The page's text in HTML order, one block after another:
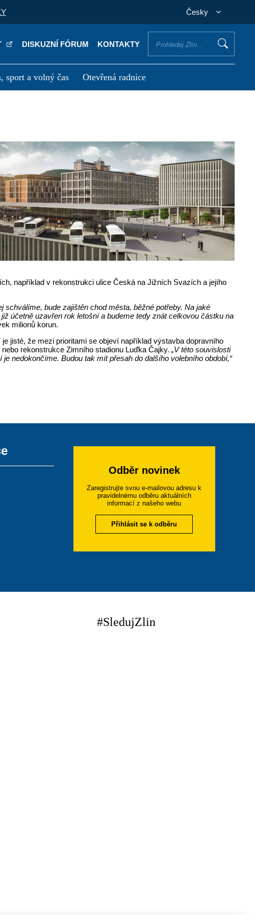
Česky
DISKUZNÍ FÓRUM KONTAKTY
sport a volný čas Otevřená radnice
například v rekonstrukci ulice Česká na Jižních Svazích a jejího
schválíme, bude zajištěn chod města, běžné potřeby. Na jaké
účetně uzavřen rok letošní a budeme tedy znát celkovou částku na
milionů korun.
jisté, že mezi prioritami se objeví například výstavba dopravního
rekonstrukce Zimního stadionu Luďka Čajky.„V této souvislosti
nedokončíme. Budou tak mít přesah do dalšího volebního období,“
Odběr novinek
Zaregistrujte svou e-mailovou adresu k
pravidelnému odběru aktuálních
informací z našeho webu
Přihlásit se k odběru
#SledujZlin